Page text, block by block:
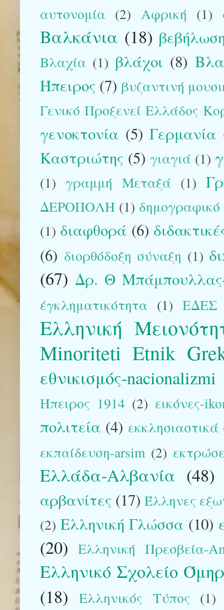
αυτονομία (2) Αφρική (1)
Βαλκάνια (18)
Βλαχία (1) βλάχοι (8)
Ήπειρος (7) βυζαντινή
Γενικό Προξενεί Ελλάδος
γενοκτονία (5) Γερμανία
Καστριώτης (5) γιαγιά (1)
(1) γραμμή Μεταξά (1)
ΔΕΡΟΠΟΛΗ (1) δημογραφικό
(1) διαφθορά (6)
(6) διορθόδοξη σύναξη (1)
(67) Δρ. Θ
έγκληματικότητα (1) ΕΔΕΣ
Ελληνική
Minoriteti Etnik
εθνικισμός-nacionalizmi
Ήπειρος 1914 (2) εικόνες-
πολιτεία (4) εκκλησιαστικά
εκπαίδευση-arsim (2)
Ελλάδα-Αλβανία (48)
αρβανίτες (17) Έλληνες
(2) Ελληνική Γλώσσα (10)
(20) Ελληνική Πρεσβεία-
Ελληνικό Σχολείο
(18)
Ελληνικός Τύπος (1)